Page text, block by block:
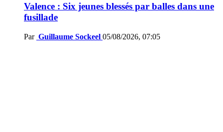
Valence : Six jeunes blessés par balles dans une
fusillade
Par Guillaume Sockeel 05/08/2026, 07:05